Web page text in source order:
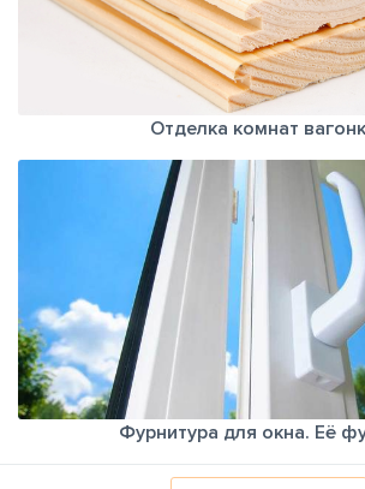
Отделка комнат
Фурнитура для окна. Её